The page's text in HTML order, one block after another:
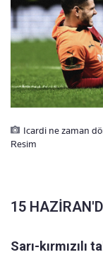
Icardi ne zaman
Resim
15
Sarı-kırmızılı